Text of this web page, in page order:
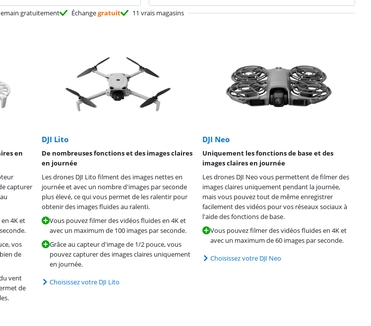
gratuitement Échangegratuit 11 vrais magasins
en
capturer
4K et
vos
de
vent
de
DJI Lito
De nombreuses fonctions et des images claires
en journée
Les drones DJI Lito filment des images nettes en
journée et avec un nombre d'images par seconde
plus élevé, ce qui vous permet de les ralentir pour
obtenir des images fluides au ralenti.
Vous pouvez filmer des vidéos fluides en 4K et
avec un maximum de 100 images par seconde.
Grâce au capteur d'image de 1/2 pouce, vous
pouvez capturer des images claires uniquement
en journée.
Choisissez votre DJI Lito
DJI Neo
Uniquement les fonctions de base et des
images claires en journée
Les drones DJI Neo vous permettent de filmer des
images claires uniquement pendant la journée,
mais vous pouvez tout de même enregistrer
facilement des vidéos pour vos réseaux sociaux à
l'aide des fonctions de base.
Vous pouvez filmer des vidéos fluides en 4K et
avec un maximum de 60 images par seconde.
Choisissez votre DJI Neo